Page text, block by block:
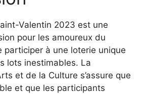
Valentin 2023 est une
pour les amoureux du
participer à une loterie unique
lots inestimables. La
et de la Culture s’assure que
et que les participants